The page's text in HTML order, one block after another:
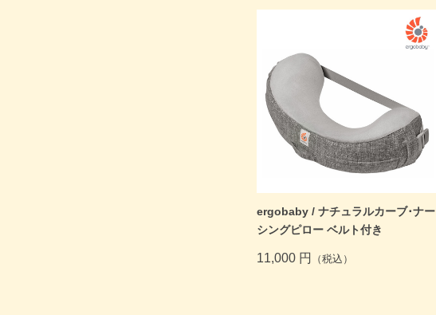
ergobaby / ナチュラルカーブ･ナー
シングピロー ベルト付き
11,000 円 （税込）